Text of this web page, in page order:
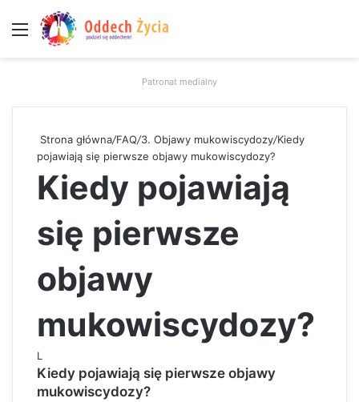
Menu
Patronat medialny
Strona główna/FAQ/3. Objawy mukowiscydozy/Kiedy
pojawiają się pierwsze objawy mukowiscydozy?
Kiedy pojawiają
się pierwsze
objawy
mukowiscydozy?
L
Kiedy pojawiają się pierwsze objawy
mukowiscydozy?